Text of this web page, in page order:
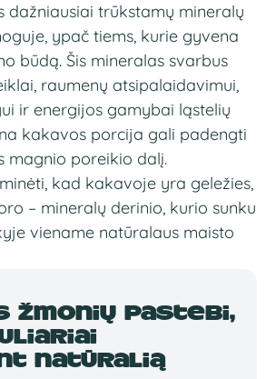
dažniausiai trūkstamų mineralų
ypač tiems, kurie gyvena
būdą. Šis mineralas svarbus
raumenų atsipalaidavimui,
ir energijos gamybai ląstelių
kakavos porcija gali padengti
magnio poreikio dalį.
kad kakavoje yra geležies,
– mineralų derinio, kurio sunku
viename natūralaus maisto
žmonių pastebi,
natūralią